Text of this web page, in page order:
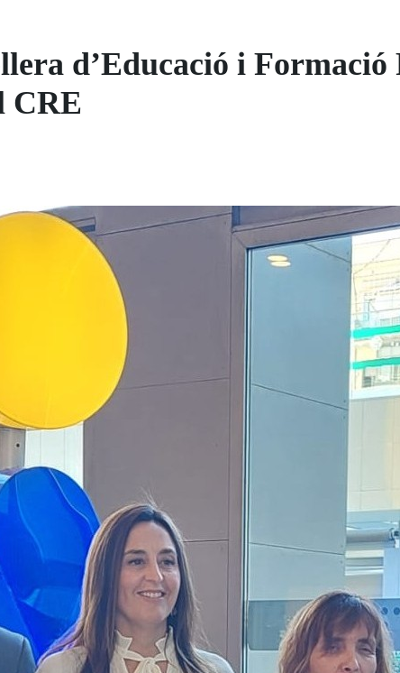
d’Educació i Formació
CRE